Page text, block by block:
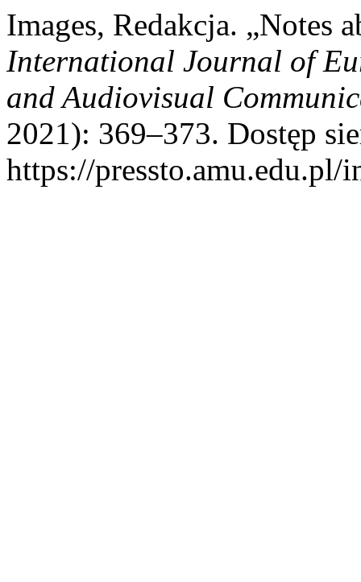
Images, Redakcja. „Notes
International Journal of
and Audiovisual
2021): 369–373. Dostęp
https://